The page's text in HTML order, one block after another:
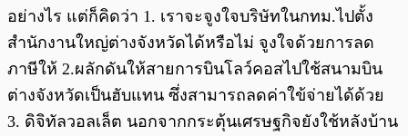
อย่างไร แต่ก็คิดว่า 1. เราจะจูงใจบริษัทในกทม.ไปตั้ง
สำนักงานใหญ่ต่างจังหวัดได้หรือไม่ จูงใจด้วยการลด
ภาษีให้ 2.ผลักดันให้สายการบินโลว์คอสไปใช้สนามบิน
ต่างจังหวัดเป็นฮับแทน ซึ่งสามารถลดค่าใข้จ่ายได้ด้วย
3. ดิจิทัลวอลเล็ต นอกจากกระตุ้นเศรษฐกิจยังใช้หลังบ้าน